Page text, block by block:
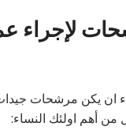
لإجراء
ان يكن مرشحات
من أهم اولئك النساء: